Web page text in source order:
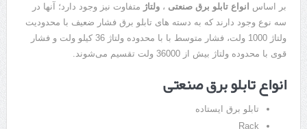
بر اساس انواع تابلو برق صنعتی ، ولتاژ متفاوت نیز وجود دارد؛ آنها در
سه نوع وجود دارند که به دسته های تابلو برق فشار ضعیف با محدودیت
ولتاژ 1000 ولت، فشار متوسط با با محدوده ولتاژ 36 کیلو ولت و فشار
قوی با محدوده ولتاژ بیش از 36000 ولت تقسیم می‌شوند.
انواع تابلو برق صنعتی
تابلو برق ایستاده
Rack